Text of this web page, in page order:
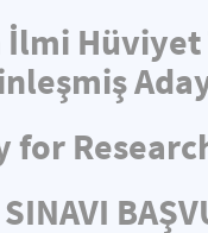
Hüviyet